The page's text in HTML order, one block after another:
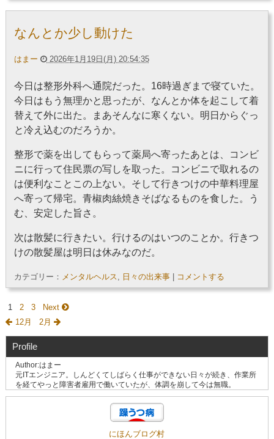
なんとか少し動けた
はまー 2026年1月19日(月) 20:54:35
今日は整形外科へ通院だった。16時過ぎまで寝ていた。
今日はもう無理かと思ったが、なんとか体を起こして着
替えて外に出た。まあそんなに寒くない。明日からぐっ
と冷え込むのだろうか。
整形で薬を出してもらって薬局へ寄ったあとは、コンビ
ニに行って住民票の写しを取った。コンビニで取れるの
は便利なことこの上ない。そして行きつけの中華料理屋
へ寄って帰宅。青椒肉絲焼きそばなるものを食した。う
む、安定した旨さ。
次は散髪に行きたい。行けるのはいつのことか。行きつ
けの散髪屋は明日は休みなのだ。
カテゴリー： メンタルヘルス, 日々の出来事 コメントする
1 2 3
Next
12月
2月
Profile
Author:はまー
元ITエンジニア。しんどくてしばらく仕事ができない日々が続き、作業所
を経てやっと障害者雇用で働いていたが、体調を崩して今は無職。
にほんブログ村